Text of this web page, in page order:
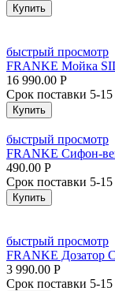
Купить
быстрый просмотр
FRANKE Мойка
16 990.00 Р
Срок поставки 5-15
Купить
быстрый просмотр
FRANKE Сифон-
490.00 Р
Срок поставки 5-15
Купить
быстрый просмотр
FRANKE Дозатор
3 990.00 Р
Срок поставки 5-15